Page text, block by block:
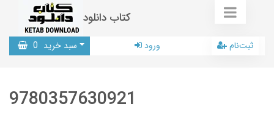
کتاب دانلود
سبد خرید 0 ورود ثبت‌نام
9780357630921